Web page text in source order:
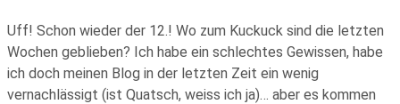
Uff! Schon wieder der 12.! Wo zum Kuckuck sind die letzten
Wochen geblieben? Ich habe ein schlechtes Gewissen, habe
ich doch meinen Blog in der letzten Zeit ein wenig
vernachlässigt (ist Quatsch, weiss ich ja)… aber es kommen